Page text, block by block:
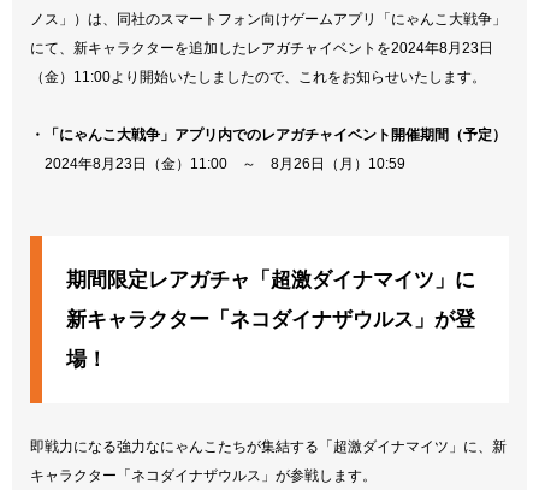
ノス」）は、同社のスマートフォン向けゲームアプリ「にゃんこ大戦争」
にて、新キャラクターを追加したレアガチャイベントを2024年8月23日
（金）11:00より開始いたしましたので、これをお知らせいたします。
・「にゃんこ大戦争」アプリ内でのレアガチャイベント開催期間（予定）
2024年8月23日（金）11:00 ～ 8月26日（月）10:59
期間限定レアガチャ「超激ダイナマイツ」に
新キャラクター「ネコダイナザウルス」が登
場！
即戦力になる強力なにゃんこたちが集結する「超激ダイナマイツ」に、新
キャラクター「ネコダイナザウルス」が参戦します。